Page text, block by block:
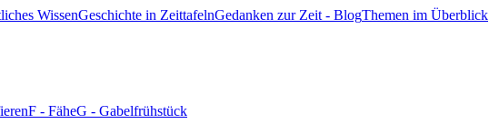
WissenGeschichte in ZeittafelnGedanken zur Zeit - BlogThemen im Überblick
F - FäheG - Gabelfrühstück